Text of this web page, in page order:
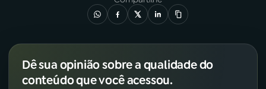
Dê sua opinião sobre a qualidade do
conteúdo que você acessou.